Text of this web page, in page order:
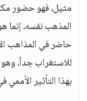
مثيل، فهو حضور
المذهب نفسه، إنما
حاضر في المذاهب
للاستغراب جداً،
بهذا التأثير الأممي